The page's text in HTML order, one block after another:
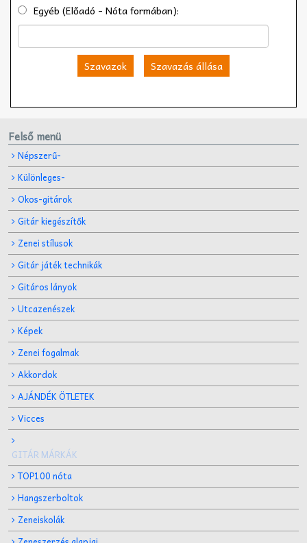
Egyéb (Előadó - Nóta formában):
Szavazok Szavazás állása
Felső menü
Népszerű-
Különleges-
Okos-gitárok
Gitár kiegészítők
Zenei stílusok
Gitár játék technikák
Gitáros lányok
Utcazenészek
Képek
Zenei fogalmak
Akkordok
AJÁNDÉK ÖTLETEK
Vicces
GITÁR MÁRKÁK
TOP100 nóta
Hangszerboltok
Zeneiskolák